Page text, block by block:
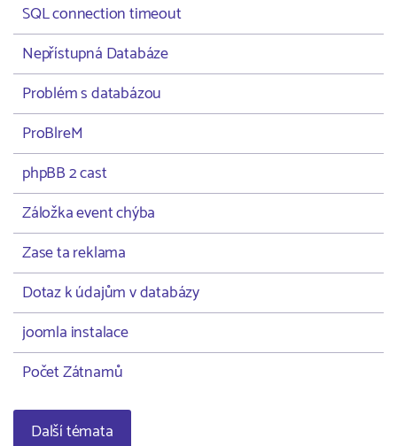
SQL connection timeout
Nepřístupná Databáze
Problém s databázou
ProBlreM
phpBB 2 cast
Záložka event chýba
Zase ta reklama
Dotaz k údajům v databázy
joomla instalace
Počet Zátnamů
Další témata